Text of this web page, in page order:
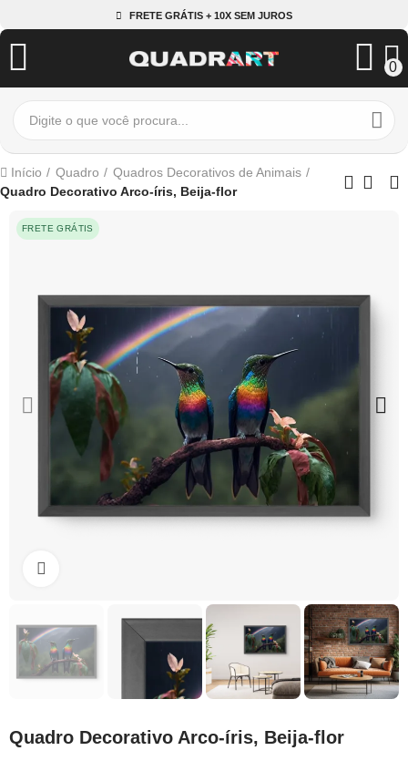
FRETE GRÁTIS + 10X SEM JUROS
0
Início Quadro
Quadros Decorativos de Animais
Quadro Decorativo Arco-íris, Beija-flor
FRETE GRÁTIS
Quadro Decorativo Arco-íris, Beija-flor